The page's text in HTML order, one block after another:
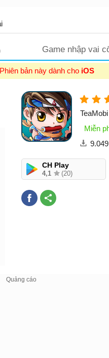
Game nhập vai
bản này dành cho iOS
TeaMobi
Miễn
9.049
CH Play
4,1 (20)